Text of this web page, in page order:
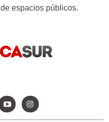
espacios públicos.